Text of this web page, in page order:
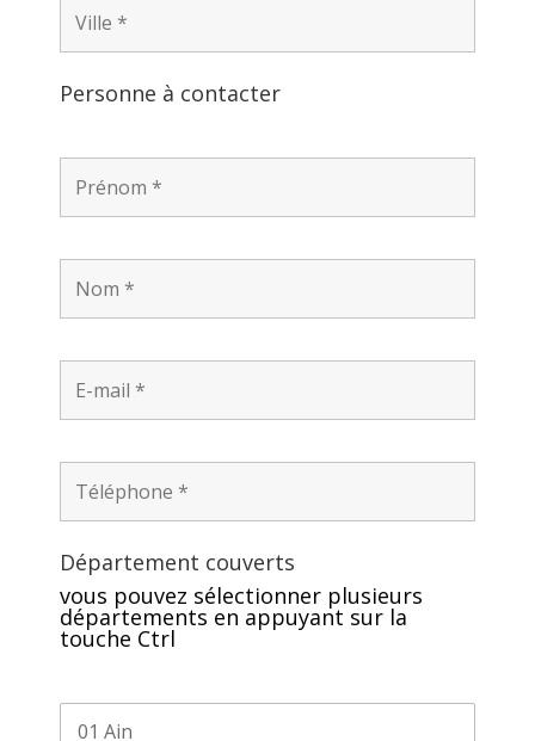
Personne à contacter
Département couverts
vous pouvez sélectionner plusieurs
départements en appuyant sur la
touche Ctrl